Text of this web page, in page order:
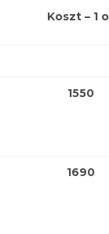
Koszt – 1
1550
1690